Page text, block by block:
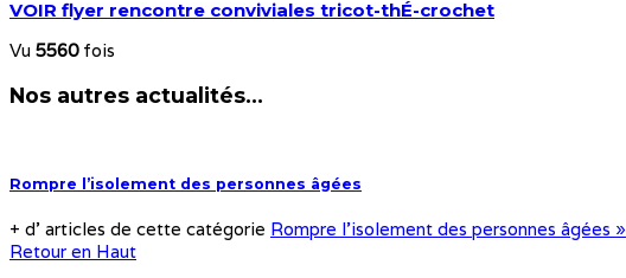
VOIR flyer rencontre conviviales tricot-thÉ-crochet
Vu 5560fois
Nos autres actualités...
Rompre l’isolement des personnes âgées
+ d' articles de cette catégorie Rompre l’isolement des personnes âgées »
Retour en Haut